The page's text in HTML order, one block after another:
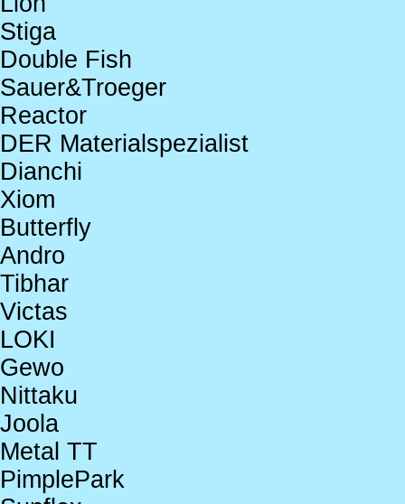
Stiga
Double Fish
Sauer&Troeger
Reactor
DER Materialspezialist
Dianchi
Xiom
Butterfly
Andro
Tibhar
Victas
LOKI
Gewo
Nittaku
Joola
Metal TT
PimplePark